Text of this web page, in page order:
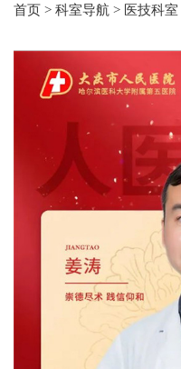
首页 >科室导航 > 医技科室